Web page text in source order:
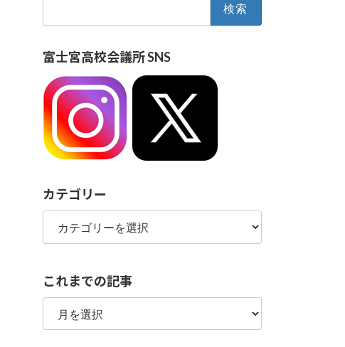
富士宮高校会議所 SNS
カテゴリー
カ
ゴ
ー
これまでの記事
こ
ま